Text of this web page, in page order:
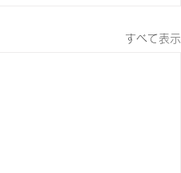
すべて表示